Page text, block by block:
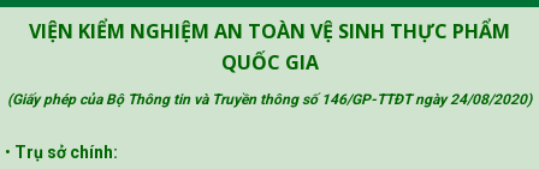
Công đoàn Y tế Việt Nam
Safe Food for Growth Project (SAFEGRO)
VIỆN KIỂM NGHIỆM AN TOÀN VỆ SINH THỰC PHẨM
QUỐC GIA
(Giấy phép của Bộ Thông tin và Truyền thông số 146/GP-TTĐT ngày 24/08/2020)
• Trụ sở chính: